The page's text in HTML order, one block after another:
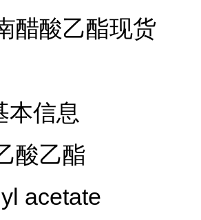
醋酸乙酯现货
本信息
酸乙酯
acetate